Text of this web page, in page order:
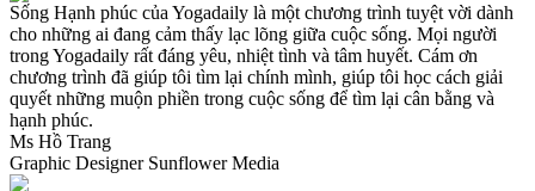
Sống Hạnh phúc của Yogadaily là một chương trình tuyệt vời dành
cho những ai đang cảm thấy lạc lõng giữa cuộc sống. Mọi người
trong Yogadaily rất đáng yêu, nhiệt tình và tâm huyết. Cám ơn
chương trình đã giúp tôi tìm lại chính mình, giúp tôi học cách giải
quyết những muộn phiền trong cuộc sống để tìm lại cân bằng và
hạnh phúc.
Ms Hồ Trang
Graphic Designer Sunflower Media